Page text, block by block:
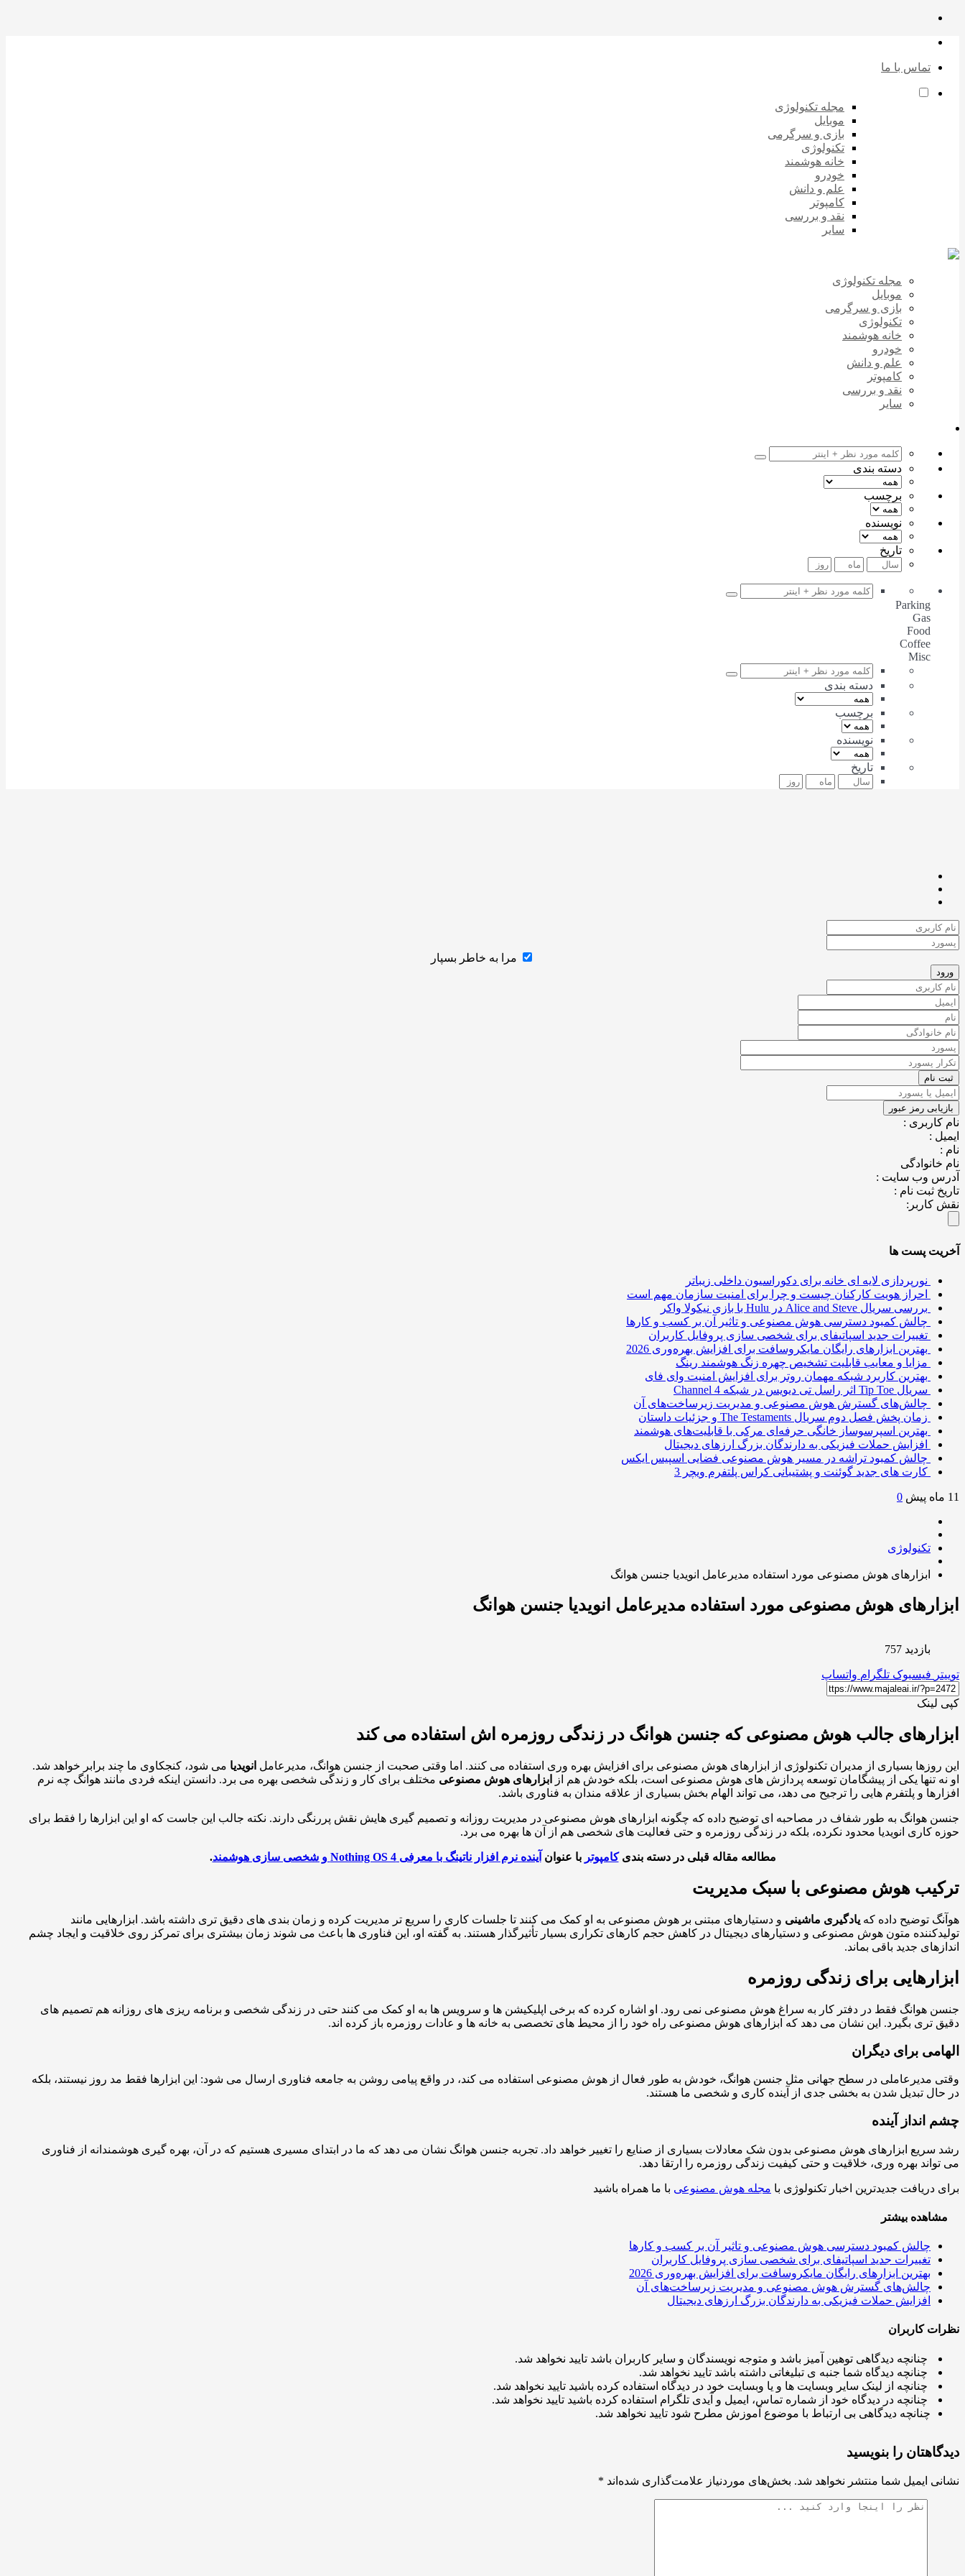
تماس با ما
مجله تکنولوژی
موبایل
بازی و سرگرمی
تکنولوژی
خانه هوشمند
خودرو
علم و دانش
کامپوتر
نقد و بررسی
سایر
مجله تکنولوژی
موبایل
بازی و سرگرمی
تکنولوژی
خانه هوشمند
خودرو
علم و دانش
کامپوتر
نقد و بررسی
سایر
دسته بندی
برچسب
نویسنده
تاریخ
Parking
Gas
Food
Coffee
Misc
دسته بندی
برچسب
نویسنده
تاریخ
مرا به خاطر بسپار
نام کاربری :
ایمیل :
نام :
نام خانوادگی
آدرس وب سایت :
تاریخ ثبت نام :
نقش کاربر:
آخریت پست ها
نورپردازی لایه ای خانه برای دکوراسیون داخلی زیباتر
احراز هویت کارکنان چیست و چرا برای امنیت سازمان مهم است
بررسی سریال Alice and Steve در Hulu با بازی نیکولا واکر
چالش کمبود دسترسی هوش مصنوعی و تاثیر آن بر کسب و کارها
تغییرات جدید اسپاتیفای برای شخصی سازی پروفایل کاربران
بهترین ابزارهای رایگان مایکروسافت برای افزایش بهره‌وری 2026
مزایا و معایب قابلیت تشخیص چهره زنگ هوشمند رینگ
بهترین کاربرد شبکه مهمان روتر برای افزایش امنیت وای فای
سریال Tip Toe اثر راسل تی دیویس در شبکه Channel 4
چالش‌های گسترش هوش مصنوعی و مدیریت زیرساخت‌های آن
زمان پخش فصل دوم سریال The Testaments و جزئیات داستان
بهترین اسپرسوساز خانگی حرفه‌ای مرکی با قابلیت‌های هوشمند
افزایش حملات فیزیکی به دارندگان بزرگ ارزهای دیجیتال
چالش کمبود تراشه در مسیر هوش مصنوعی فضایی اسپیس ایکس
کارت های جدید گوئنت و پشتیبانی کراس پلتفرم ویچر 3
11 ماه پیش 0
تکنولوژی
ابزارهای هوش مصنوعی مورد استفاده مدیرعامل انویدیا جنسن هوانگ
ابزارهای هوش مصنوعی مورد استفاده مدیرعامل انویدیا جنسن هوانگ
بازدید 757
توییتر فیسبوک تلگرام واتساپ
کپی لینک
ابزارهای جالب هوش مصنوعی که جنسن هوانگ در زندگی روزمره اش استفاده می کند
این روزها بسیاری از مدیران تکنولوژی از ابزارهای هوش مصنوعی برای افزایش بهره وری استفاده می کنند. اما وقتی صحبت از جنسن هوانگ، مدیرعامل انویدیا می شود، کنجکاوی ما چند برابر خواهد شد.
او نه تنها یکی از پیشگامان توسعه پردازش های هوش مصنوعی است، بلکه خودش هم از
ابزارهای هوش مصنوعی مختلف برای کار و زندگی شخصی بهره می برد. دانستن اینکه فردی مانند هوانگ چه نرم
افزارها و پلتفرم هایی را ترجیح می دهد، می تواند الهام بخش بسیاری از علاقه مندان به فناوری باشد.
جنسن هوانگ به طور شفاف در مصاحبه ای توضیح داده که چگونه ابزارهای هوش مصنوعی در مدیریت روزانه و تصمیم گیری هایش نقش پررنگی دارند. نکته جالب این جاست که او این ابزارها را فقط برای
حوزه کاری انویدیا محدود نکرده، بلکه در زندگی روزمره و حتی فعالیت های شخصی هم از آن ها بهره می برد.
مطالعه مقاله قبلی در دسته بندیکامپوتر با عنوان آینده نرم افزار ناتینگ با معرفی Nothing OS 4 و شخصی سازی هوشمند .
ترکیب هوش مصنوعی با سبک مدیریت
هوآنگ توضیح داده که یادگیری ماشینی و دستیارهای مبتنی بر هوش مصنوعی به او کمک می کنند تا جلسات کاری را سریع تر مدیریت کرده و زمان بندی های دقیق تری داشته باشد. ابزارهایی مانند
تولیدکننده متون هوش مصنوعی و دستیارهای دیجیتال در کاهش حجم کارهای تکراری بسیار تأثیرگذار هستند. به گفته او، این فناوری ها باعث می شوند زمان بیشتری برای تمرکز روی خلاقیت و ایجاد چشم
اندازهای جدید باقی بماند.
ابزارهایی برای زندگی روزمره
جنسن هوانگ فقط در دفتر کار به سراغ هوش مصنوعی نمی رود. او اشاره کرده که برخی اپلیکیشن ها و سرویس ها به او کمک می کنند حتی در زندگی شخصی و برنامه ریزی های روزانه هم تصمیم های
دقیق تری بگیرد. این نشان می دهد که ابزارهای هوش مصنوعی راه خود را از محیط های تخصصی به خانه ها و عادات روزمره باز کرده اند.
الهامی برای دیگران
وقتی مدیرعاملی در سطح جهانی مثل جنسن هوانگ، خودش به طور فعال از هوش مصنوعی استفاده می کند، در واقع پیامی روشن به جامعه فناوری ارسال می شود: این ابزارها فقط مد روز نیستند، بلکه
در حال تبدیل شدن به بخشی جدی از آینده کاری و شخصی ما هستند.
چشم انداز آینده
رشد سریع ابزارهای هوش مصنوعی بدون شک معادلات بسیاری از صنایع را تغییر خواهد داد. تجربه جنسن هوانگ نشان می دهد که ما در ابتدای مسیری هستیم که در آن، بهره گیری هوشمندانه از فناوری
می تواند بهره وری، خلاقیت و حتی کیفیت زندگی روزمره را ارتقا دهد.
برای دریافت جدیدترین اخبار تکنولوژی با مجله هوش مصنوعی با ما همراه باشید
مشاهده بیشتر
چالش کمبود دسترسی هوش مصنوعی و تاثیر آن بر کسب و کارها
تغییرات جدید اسپاتیفای برای شخصی سازی پروفایل کاربران
بهترین ابزارهای رایگان مایکروسافت برای افزایش بهره‌وری 2026
چالش‌های گسترش هوش مصنوعی و مدیریت زیرساخت‌های آن
افزایش حملات فیزیکی به دارندگان بزرگ ارزهای دیجیتال
نظرات کاربران
چنانچه دیدگاهی توهین آمیز باشد و متوجه نویسندگان و سایر کاربران باشد تایید نخواهد شد.
چنانچه دیدگاه شما جنبه ی تبلیغاتی داشته باشد تایید نخواهد شد.
چنانچه از لینک سایر وبسایت ها و یا وبسایت خود در دیدگاه استفاده کرده باشید تایید نخواهد شد.
چنانچه در دیدگاه خود از شماره تماس، ایمیل و آیدی تلگرام استفاده کرده باشید تایید نخواهد شد.
چنانچه دیدگاهی بی ارتباط با موضوع آموزش مطرح شود تایید نخواهد شد.
دیدگاهتان را بنویسید
نشانی ایمیل شما منتشر نخواهد شد. بخش‌های موردنیاز علامت‌گذاری شده‌اند *